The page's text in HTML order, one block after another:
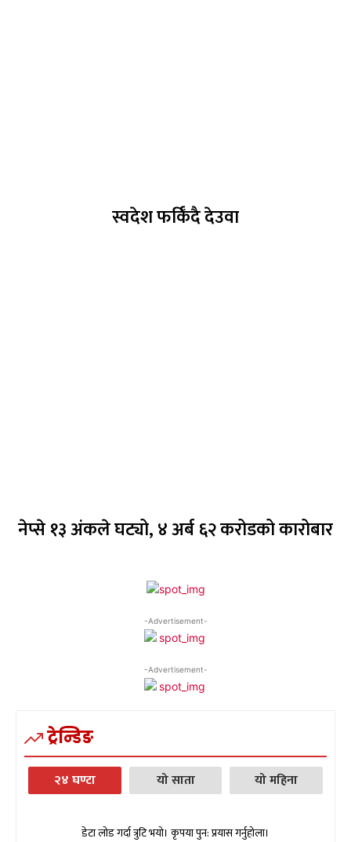
स्वदेश फर्किँदै देउवा
नेप्से १३ अंकले घट्यो, ४ अर्ब ६२ करोडको कारोबार
-Advertisement-
-Advertisement-
ट्रेन्डिङ
२४ घण्टा यो साता यो महिना
डेटा लोड गर्दा त्रुटि भयो। कृपया पुन: प्रयास गर्नुहोला।